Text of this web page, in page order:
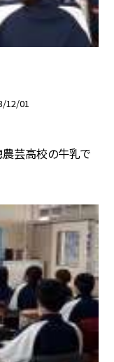
12/01
農芸高校の牛乳で